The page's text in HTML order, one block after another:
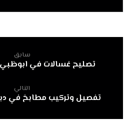
سابق
تصليح غسالات في ابوظبي
التالي
تفصيل وتركيب مطابخ في دبي